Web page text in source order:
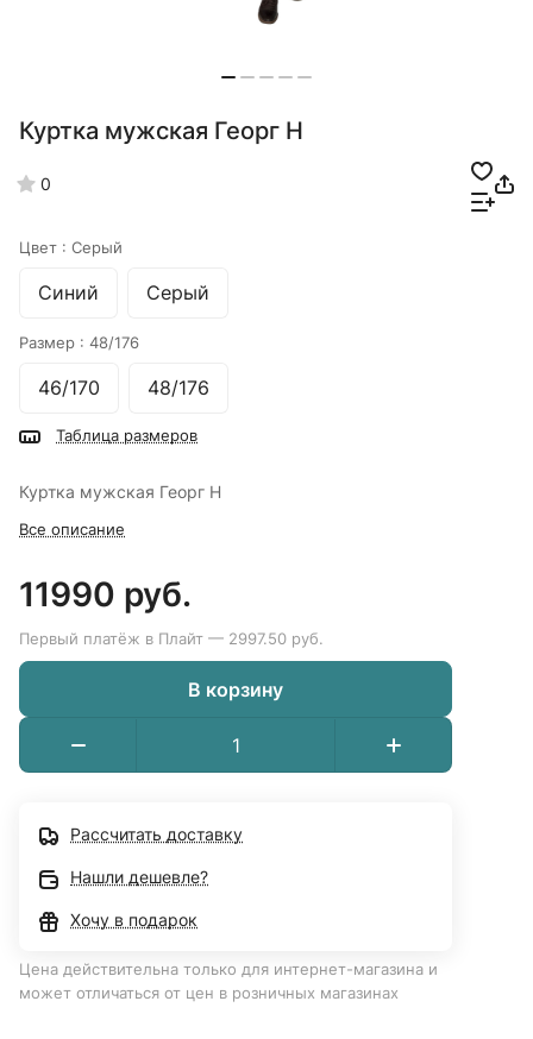
Куртка мужская Георг Н
0
Цвет : Серый
Синий Серый
Размер : 48/176
46/170 48/176
Таблица размеров
Куртка мужская Георг Н
Все описание
11990 руб.
Первый платёж в Плайт — 2997.50 руб.
В корзину
Рассчитать доставку
Нашли дешевле?
Хочу в подарок
Цена действительна только для интернет-магазина и
может отличаться от цен в розничных магазинах